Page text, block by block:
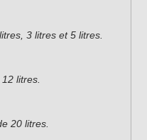
3 litres et 5 litres.
litres.
20 litres.